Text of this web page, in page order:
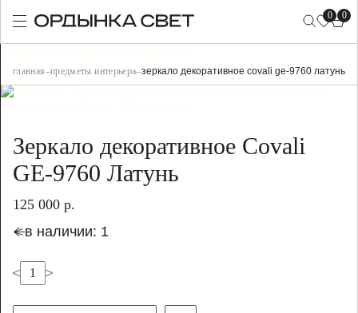
0 0
главная–предметы интерьера–зеркало декоративное covali ge-9760 латунь
Зеркало декоративное Covali
GE-9760 Латунь
125 000 р.
в наличии: 1